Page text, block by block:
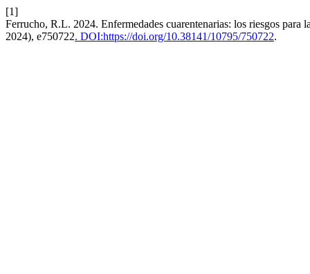
[1]
Ferrucho, R.L. 2024. Enfermedades cuarentenarias: los riesgos
2024), e750722. DOI:https://doi.org/10.38141/10795/750722.